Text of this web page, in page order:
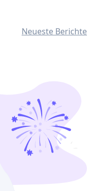
Neueste Berichte